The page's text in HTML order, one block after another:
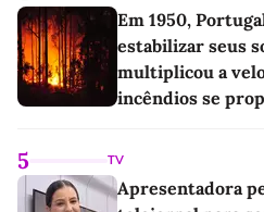
Em 1950,
estabilizar seus
multiplicou a
incêndios se
5 TV
Apresentadora